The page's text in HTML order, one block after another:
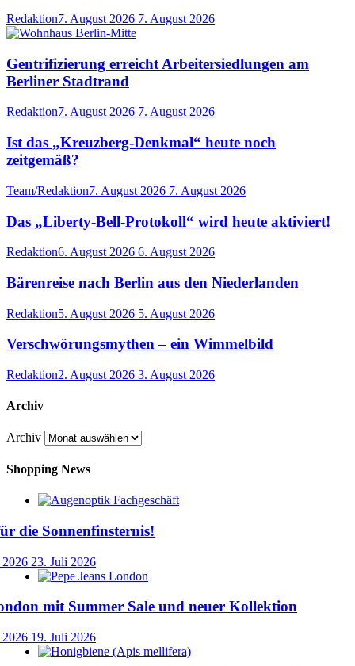
Redaktion7. August 2026 7. August 2026
Gentrifizierung erreicht Arbeitersiedlungen am
Berliner Stadtrand
Redaktion7. August 2026 7. August 2026
Ist das „Kreuzberg-Denkmal“ heute noch
zeitgemäß?
Team/Redaktion7. August 2026 7. August 2026
Das „Liberty-Bell-Protokoll“ wird heute aktiviert!
Redaktion6. August 2026 6. August 2026
Bärenreise nach Berlin aus den Niederlanden
Redaktion5. August 2026 5. August 2026
Verschwörungsmythen – ein Wimmelbild
Redaktion2. August 2026 3. August 2026
Archiv
Archiv
Shopping News
die Sonnenfinsternis!
23. Juli 2026
mit Summer Sale und neuer Kollektion
19. Juli 2026